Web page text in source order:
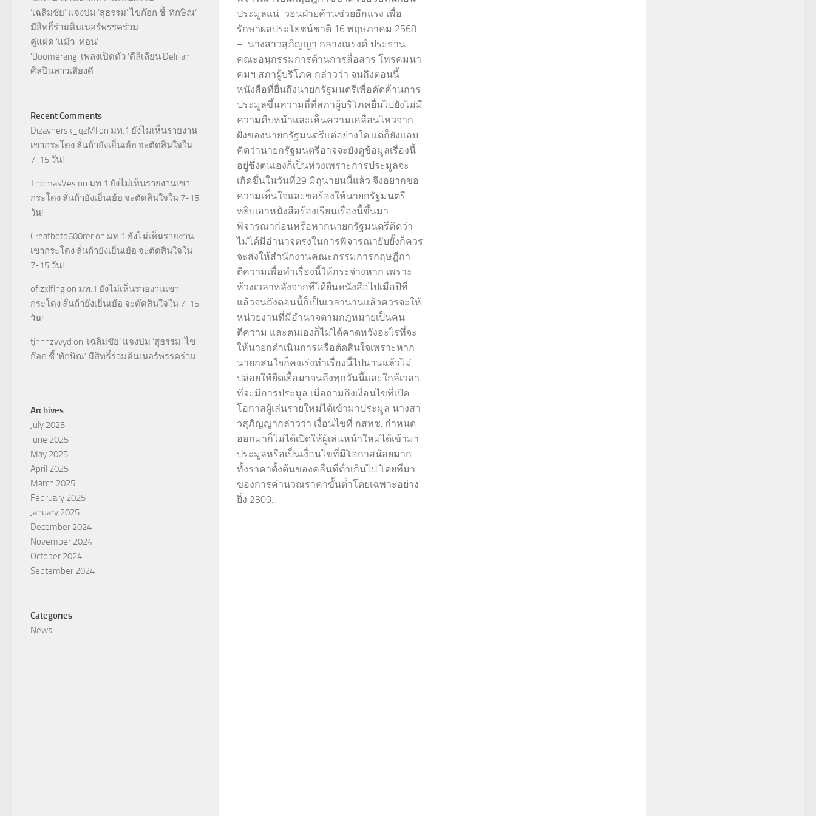
ประมูลแน่ วอนฝ่ายค้านช่วยอีกแรง เพื่อ
รักษาผลประโยชน์ชาติ 16 พฤษภาคม 2568
– นางสาวสุภิญญา กลางณรงค์ ประธาน
คณะอนุกรรมการด้านการสื่อสาร โทรคมนา
คมฯ สภาผู้บริโภค กล่าวว่า จนถึงตอนนี้
หนังสือที่ยื่นถึงนายกรัฐมนตรีเพื่อคัดค้านการ
ประมูลขึ้นความถี่ที่สภาผู้บริโภคยื่นไปยังไม่มี
ความคืบหน้าและเห็นความเคลื่อนไหวจาก
ฝั่งของนายกรัฐมนตรีแต่อย่างใด แต่ก็ยังแอบ
คิดว่านายกรัฐมนตรีอาจจะยังดูข้อมูลเรื่องนี้
อยู่ซึ่งตนเองก็เป็นห่วงเพราะการประมูลจะ
เกิดขึ้นในวันที่29 มิถุนายนนี้แล้ว จึงอยากขอ
ความเห็นใจและขอร้องให้นายกรัฐมนตรี
หยิบเอาหนังสือร้องเรียนเรื่องนี้ขึ้นมา
พิจารณาก่อนหรือหากนายกรัฐมนตรีคิดว่า
ไม่ได้มีอำนาจตรงในการพิจารณายับยั้งก็ควร
จะส่งให้สำนักงานคณะกรรมการกฤษฎีกา
ตีความเพื่อทำเรื่องนี้ให้กระจ่างหาก เพราะ
ห้วงเวลาหลังจากที่ได้ยื่นหนังสือไปเมื่อปีที่
แล้วจนถึงตอนนี้ก็เป็นเวลานานแล้วควรจะให้
หน่วยงานที่มีอำนาจตามกฎหมายเป็นคน
ตีความ และตนเองก็ไม่ได้คาดหวังอะไรที่จะ
ให้นายกดำเนินการหรือตัดสินใจเพราะหาก
นายกสนใจก็คงเร่งทำเรื่องนี้ไปนานแล้วไม่
ปล่อยให้ยืดเยื้อมาจนถึงทุกวันนี้และใกล้เวลา
ที่จะมีการประมูล เมื่อถามถึงเงื่อนไขที่เปิด
โอกาสผู้เล่นรายใหม่ได้เข้ามาประมูล นางสา
วสุภิญญากล่าวว่า เงื่อนไขที่ กสทช. กำหนด
ออกมาก็ไม่ได้เปิดให้ผู้เล่นหน้าใหม่ได้เข้ามา
ประมูลหรือเป็นเงื่อนไขที่มีโอกาสน้อยมาก
ทั้งราคาตั้งต้นของคลื่นที่ต่ำเกินไป โดยที่มา
ของการคำนวณราคาขั้นต่ำโดยเฉพาะอย่าง
ยิ่ง 2300...
‘เฉลิมชัย’ แจงปม ‘สุธรรม’ ไขก๊อก ชี้ ‘ทักษิณ’
มีสิทธิ์ร่วมดินเนอร์พรรคร่วม
คู่แฝด ‘แม้ว-ทอน’
‘Boomerang’ เพลงเปิดตัว ‘ดีลิเลียน Delilian’
ศิลปินสาวเสียงดี
Recent Comments
Dizaynersk_qzMl on มท.1 ยังไม่เห็นรายงาน
เขากระโดง ลั่นถ้ายังเยิ่นเย้อ จะตัดสินใจใน
7-15 วัน!
ThomasVes on มท.1 ยังไม่เห็นรายงานเขา
กระโดง ลั่นถ้ายังเยิ่นเย้อ จะตัดสินใจใน 7-15
วัน!
Creatbotd600rer on มท.1 ยังไม่เห็นรายงาน
เขากระโดง ลั่นถ้ายังเยิ่นเย้อ จะตัดสินใจใน
7-15 วัน!
oflzxlflhg on มท.1 ยังไม่เห็นรายงานเขา
กระโดง ลั่นถ้ายังเยิ่นเย้อ จะตัดสินใจใน 7-15
วัน!
tjhhhzvvyd on ‘เฉลิมชัย’ แจงปม ‘สุธรรม’ ไข
ก๊อก ชี้ ‘ทักษิณ’ มีสิทธิ์ร่วมดินเนอร์พรรคร่วม
Archives
July 2025
June 2025
May 2025
April 2025
March 2025
February 2025
January 2025
December 2024
November 2024
October 2024
September 2024
Categories
News